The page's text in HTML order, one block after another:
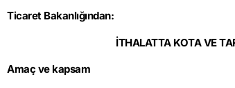
Ticaret Bakanlığından:
İTHALATTA KOTA VE
Amaç ve kapsam